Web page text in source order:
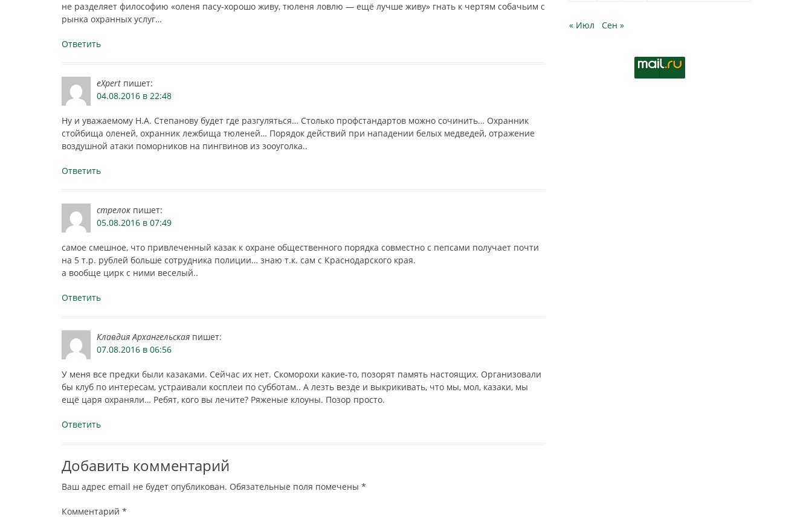
не разделяет философию «оленя пасу-хорошо живу, тюленя ловлю — ещё лучше живу» гнать к чертям собачьим с
рынка охранных услуг…
Ответить
eXpert пишет:
04.08.2016 в 22:48
Ну и уважаемому Н.А. Степанову будет где разгуляться… Столько профстандартов можно сочинить… Охранник
стойбища оленей, охранник лежбища тюленей… Порядок действий при нападении белых медведей, отражение
воздушной атаки поморников на пингвинов из зооуголка..
Ответить
стрелок пишет:
05.08.2016 в 07:49
самое смешное, что привлеченный казак к охране общественного порядка совместно с пепсами получает почти
на 5 т.р. рублей больше сотрудника полиции… знаю т.к. сам с Краснодарского края.
а вообще цирк с ними веселый..
Ответить
Клавдия Архангельская пишет:
07.08.2016 в 06:56
У меня все предки были казаками. Сейчас их нет. Скоморохи какие-то, позорят память настоящих. Организовали
бы клуб по интересам, устраивали косплеи по субботам.. А лезть везде и выкрикивать, что мы, мол, казаки, мы
ещё царя охраняли… Ребят, кого вы лечите? Ряженые клоуны. Позор просто.
Ответить
Добавить комментарий
Ваш адрес email не будет опубликован. Обязательные поля помечены *
Комментарий *
« Июл Сен »